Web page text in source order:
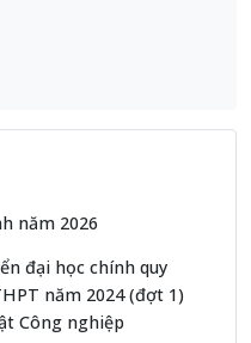
năm 2026
đại học chính quy
năm 2024 (đợt 1)
Công nghiệp